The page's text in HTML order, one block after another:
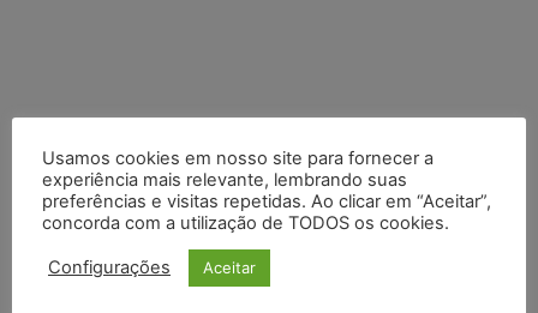
COMPARTILHE
Usamos cookies em nosso site para fornecer a
experiência mais relevante, lembrando suas
preferências e visitas repetidas. Ao clicar em “Aceitar”,
concorda com a utilização de TODOS os cookies.
Configurações Aceitar